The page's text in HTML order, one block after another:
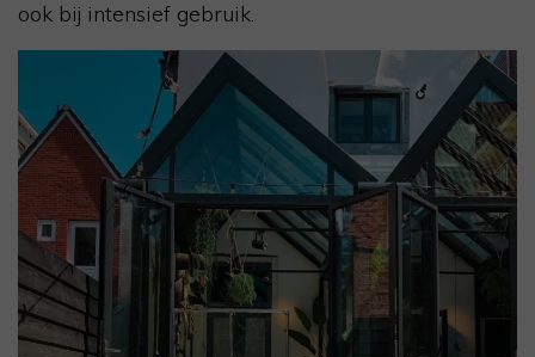
ook bij intensief gebruik.